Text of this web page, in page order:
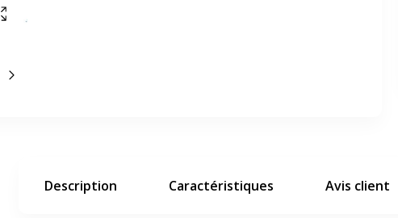
Afficher en plein écran
Slide suivant
Description Caractéristiques Avis client